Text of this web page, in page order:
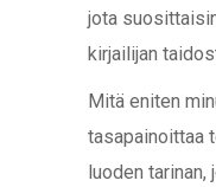
jota
kirjailijan
Mitä eniten
tasapainoittaa
luoden tarinan,